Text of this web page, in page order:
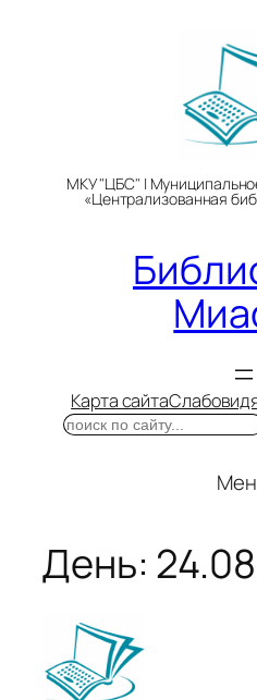
МКУ "ЦБС" |
«Централизованная
Карта сайта
Поиск
День: